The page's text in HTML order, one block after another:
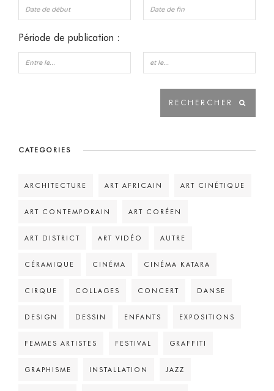
Période de publication :
CATEGORIES
ARCHITECTURE ART AFRICAIN ART CINÉTIQUE
ART CONTEMPORAIN ART CORÉEN
ART DISTRICT ART VIDÉO AUTRE
CÉRAMIQUE CINÉMA CINÉMA KATARA
CIRQUE COLLAGES CONCERT DANSE
DESIGN DESSIN ENFANTS EXPOSITIONS
FEMMES ARTISTES FESTIVAL GRAFFITI
GRAPHISME INSTALLATION JAZZ